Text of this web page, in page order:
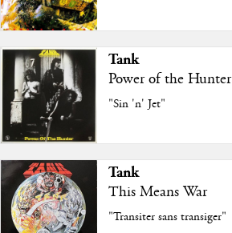
Tank
Power of the Hunter
"Sin 'n' Jet"
Tank
This Means War
"Transiter sans transiger"